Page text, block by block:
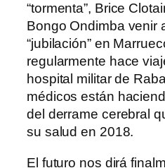
“tormenta”, Brice
Bongo Ondimba venir
“jubilación” en
regularmente hace
hospital militar de
médicos están
del derrame cerebral
su salud en 2018.
El futuro nos dirá